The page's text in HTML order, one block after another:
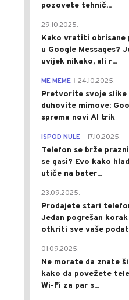
pozovete tehnič...
29.10.2025.
Kako vratiti obrisane
u Google Messages?
uvijek nikako, ali r...
ME MEME 24.10.2025.
Pretvorite svoje slike
duhovite mimove:
sprema novi AI trik
ISPOD NULE 17.10.2025.
Telefon se brže
se gasi? Evo kako
utiče na bater...
23.09.2025.
Prodajete stari
Jedan pogrešan
otkriti sve vaše
01.09.2025.
Ne morate da znate
kako da povežete
Wi-Fi za par s...